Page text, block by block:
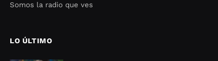
Somos la radio que ves
LO ÚLTIMO